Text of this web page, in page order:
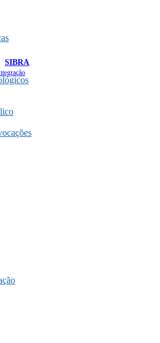
SIBRA